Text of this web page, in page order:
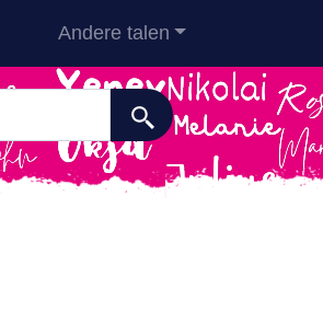
Andere talen